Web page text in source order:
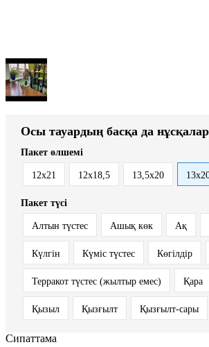
Осы тауардың басқа да
Пакет өлшемі
12x21 12х18,5 13,5х20
Пакет түсі
Алтын түстес Ашық көк Ақ
Күлгін Күміс түстес Көгілдір
Терракот түстес (жылтыр емес) Қара
Қызыл Қызғылт Қызғылт-сары
Сипаттама